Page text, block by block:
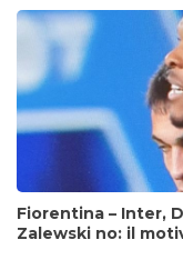
Fiorentina – Inter,
Zalewski no: il